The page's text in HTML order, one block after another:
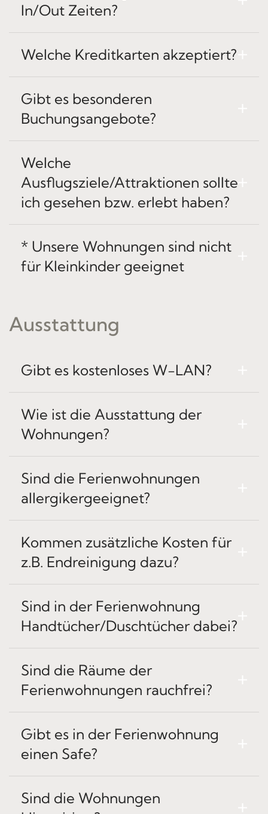
In/Out Zeiten?
Welche Kreditkarten akzeptiert?
Gibt es besonderen
Buchungsangebote?
Welche
Ausflugsziele/Attraktionen sollte
ich gesehen bzw. erlebt haben?
* Unsere Wohnungen sind nicht
für Kleinkinder geeignet
Ausstattung
Gibt es kostenloses W-LAN?
Wie ist die Ausstattung der
Wohnungen?
Sind die Ferienwohnungen
allergikergeeignet?
Kommen zusätzliche Kosten für
z.B. Endreinigung dazu?
Sind in der Ferienwohnung
Handtücher/Duschtücher dabei?
Sind die Räume der
Ferienwohnungen rauchfrei?
Gibt es in der Ferienwohnung
einen Safe?
Sind die Wohnungen